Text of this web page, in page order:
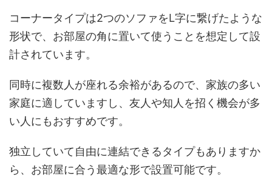
コーナータイプは2つのソファをL字に繋げたような
形状で、お部屋の角に置いて使うことを想定して設
計されています。
同時に複数人が座れる余裕があるので、家族の多い
家庭に適していますし、友人や知人を招く機会が多
い人にもおすすめです。
独立していて自由に連結できるタイプもありますか
ら、お部屋に合う最適な形で設置可能です。